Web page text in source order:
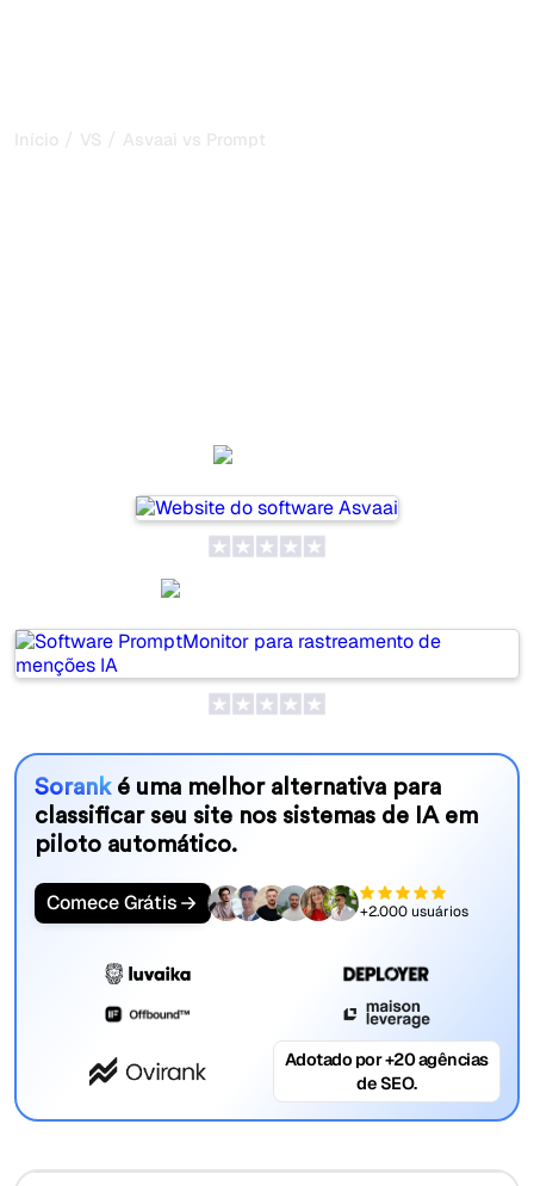
Início / VS / Asvaai vs PromptMonitor
Sorank é uma melhor alternativa para
classificar seu site nos sistemas de IA em
piloto automático.
Comece Grátis +2.000 usuários
Adotado por +20 agências
de SEO.